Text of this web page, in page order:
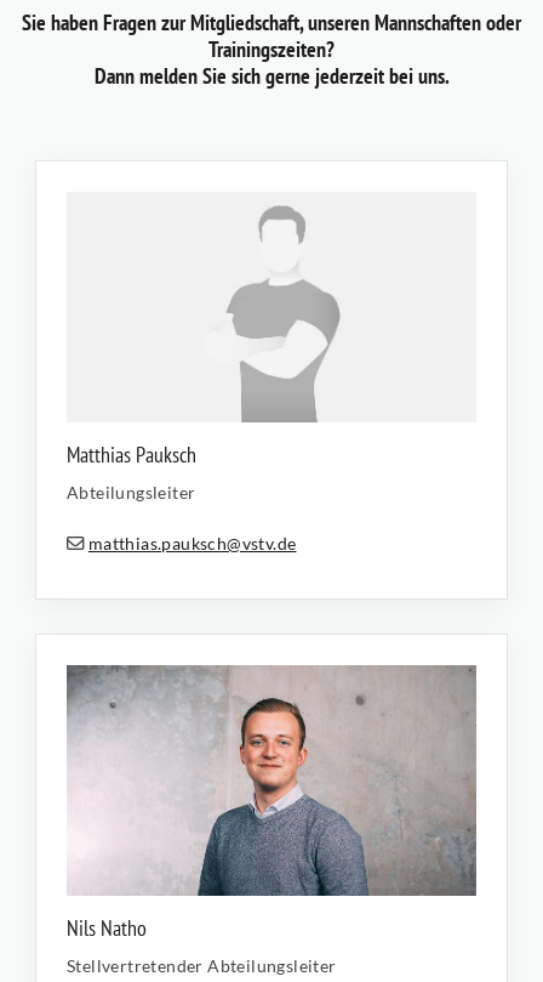
Sie haben Fragen zur Mitgliedschaft, unseren Mannschaften oder
Trainingszeiten?
Dann melden Sie sich gerne jederzeit bei uns.
Matthias Pauksch
Abteilungsleiter
matthias.pauksch@vstv.de
Nils Natho
Stellvertretender Abteilungsleiter